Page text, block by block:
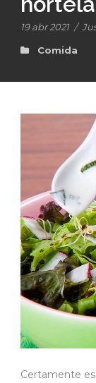
19 abr 2021 /
Comida
Certamente